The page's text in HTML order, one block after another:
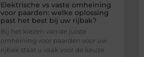
Elektrische vs vaste omheining
voor paarden: welke oplossing
past het best bij uw rijbak?
Bij het kiezen van de juiste
omheining voor paarden voor uw
rijbak staat u vaak voor de keuze